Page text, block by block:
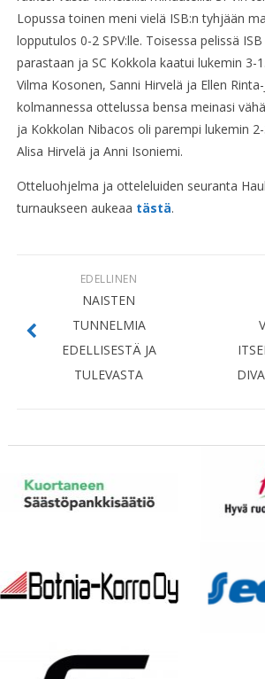
Lopussa toinen meni vielä ISB:n tyhjään
lopputulos 0-2 SPV:lle. Toisessa pelissä
parastaan ja SC Kokkola kaatui lukemin 3-
Vilma Kosonen, Sanni Hirvelä ja Ellen
kolmannessa ottelussa bensa meinasi
ja Kokkolan Nibacos oli parempi lukemin
Alisa Hirvelä ja Anni Isoniemi.
Otteluohjelma ja otteleluiden seuranta
turnaukseen aukeaa tästä.
EDELLINEN
NAISTEN
TUNNELMIA
EDELLISESTÄ JA
TULEVASTA